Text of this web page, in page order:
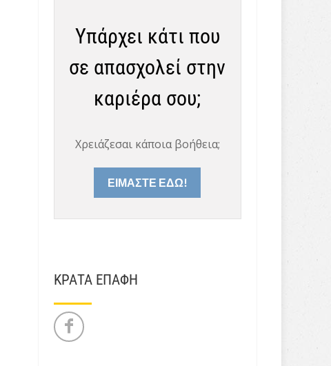
Υπάρχει κάτι που
σε απασχολεί στην
καριέρα σου;
Χρειάζεσαι κάποια βοήθεια;
ΕΙΜΑΣΤΕ ΕΔΩ!
ΚΡΑΤΑ ΕΠΑΦΗ